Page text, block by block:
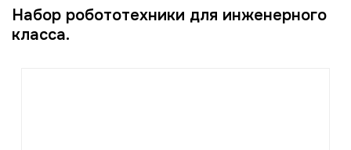
Набор робототехники для инженерного
класса.